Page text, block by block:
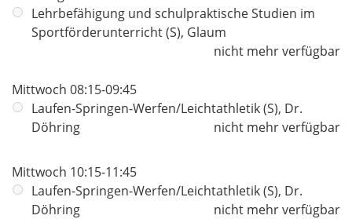
Lehrbefähigung und schulpraktische Studien im
Sportförderunterricht (S), Glaum
nicht mehr verfügbar
Mittwoch 08:15-09:45
Laufen-Springen-Werfen/Leichtathletik (S), Dr.
Döhring
nicht mehr verfügbar
Mittwoch 10:15-11:45
Laufen-Springen-Werfen/Leichtathletik (S), Dr.
Döhring
nicht mehr verfügbar